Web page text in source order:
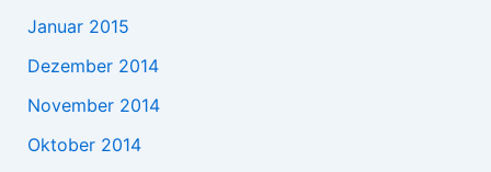
Januar 2015
Dezember 2014
November 2014
Oktober 2014